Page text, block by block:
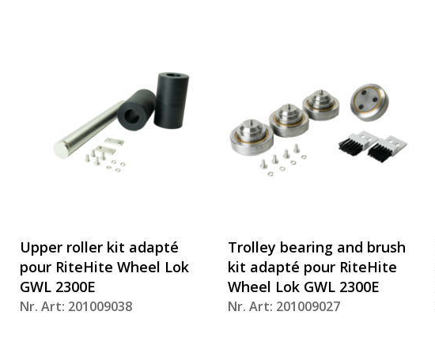
Upper roller kit adapté
pour RiteHite Wheel Lok
GWL 2300E
Nr. Art: 201009038
Trolley bearing and brush
kit adapté pour RiteHite
Wheel Lok GWL 2300E
Nr. Art: 201009027